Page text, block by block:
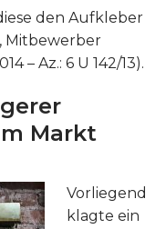
den Aufkleber
Mitbewerber
– Az.: 6 U 142/13).
Markt
Vorliegend
klagte ein